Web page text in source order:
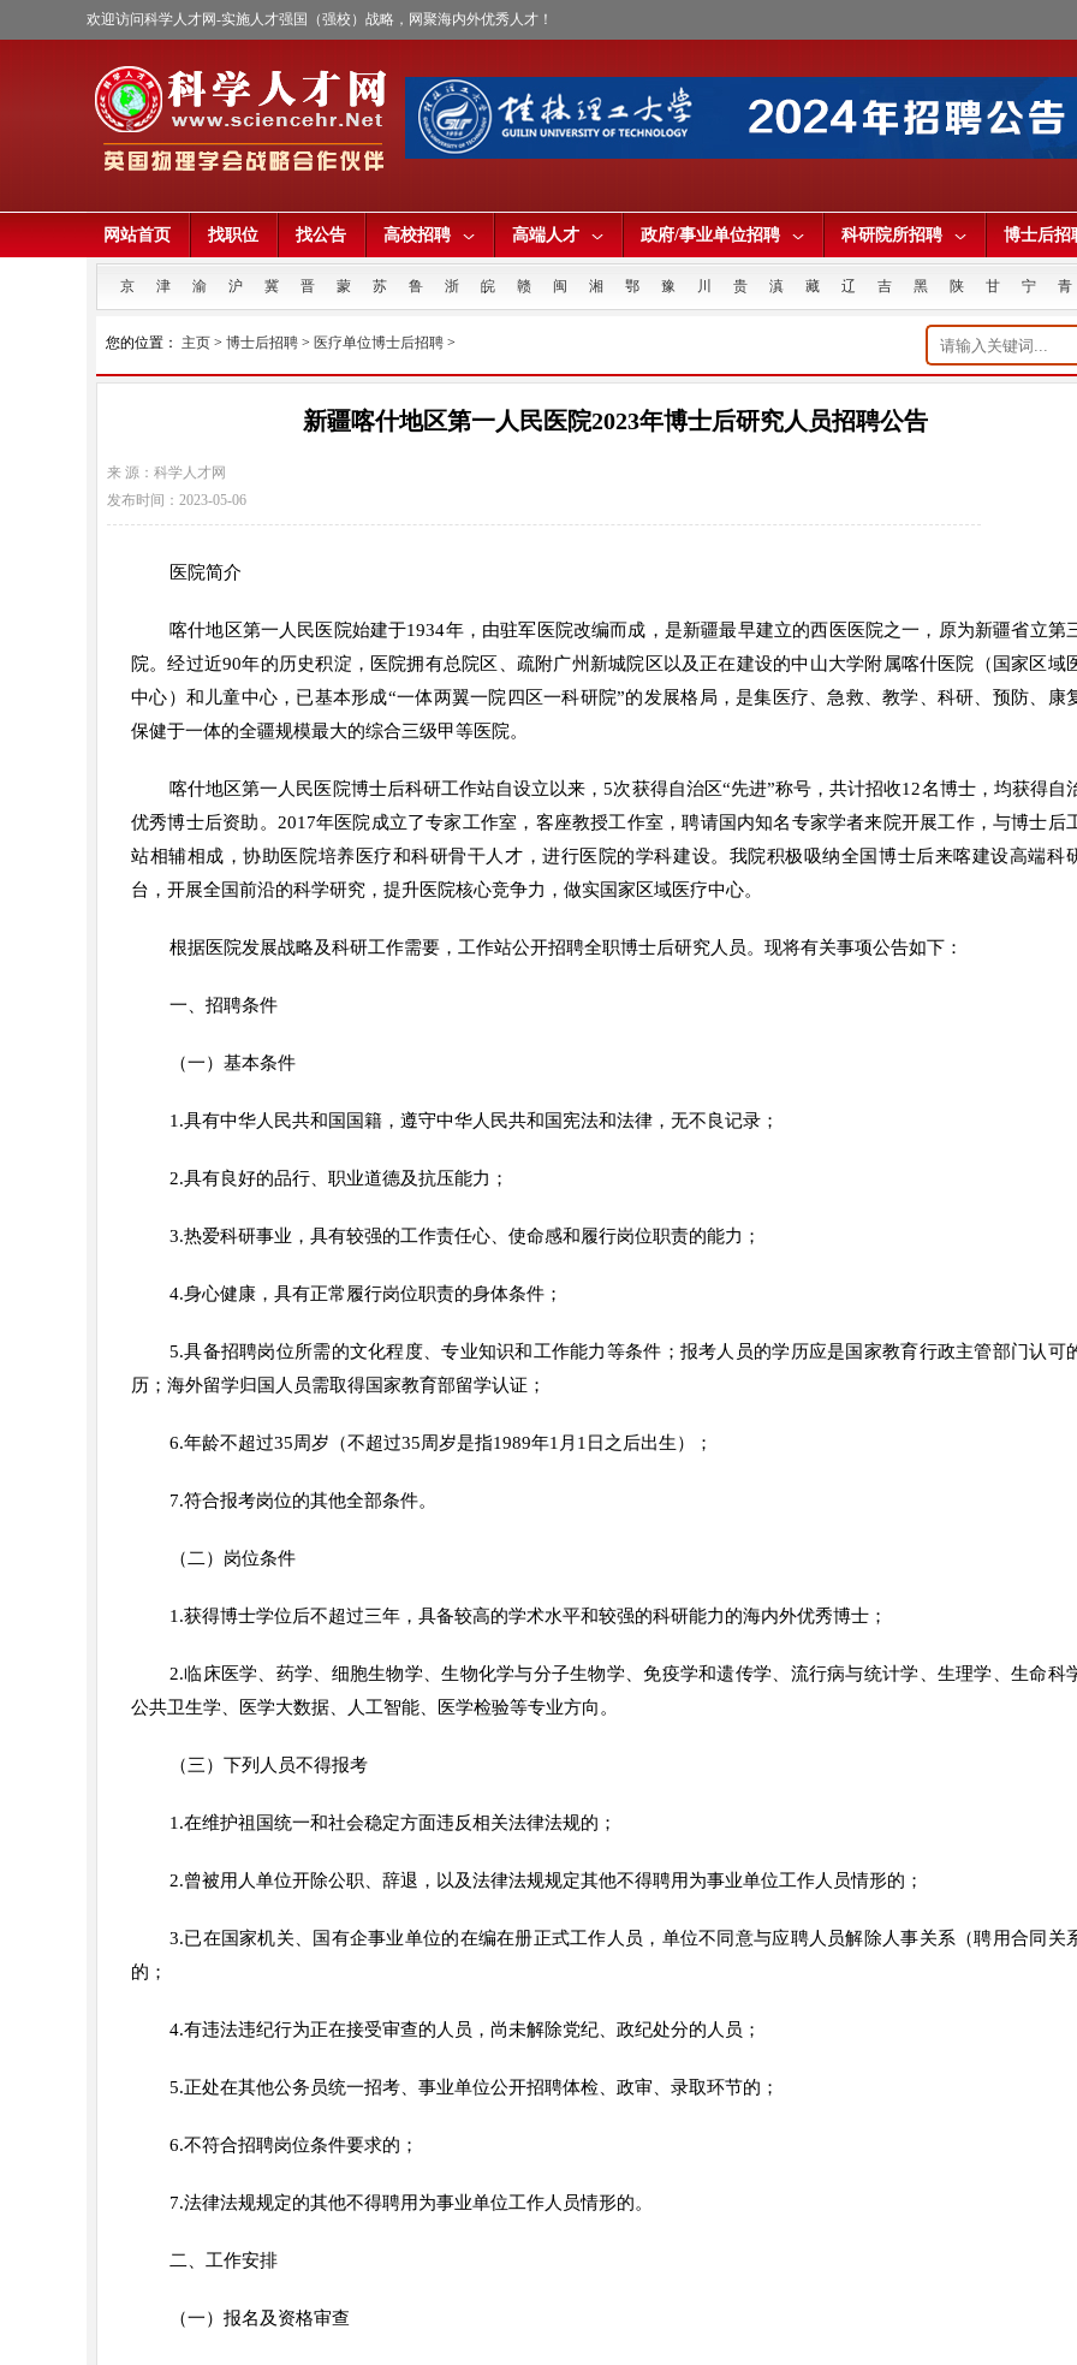
欢迎访问科学人才网-实施人才强国（强校）战略，网聚海内外优秀人才！
网站首页 找职位 找公告 高校招聘 高端人才 政府/事业单位招聘 科研院所招聘 博士后招
京 津 渝 沪 冀 晋 蒙 苏 鲁 浙 皖 赣 闽 湘 鄂 豫 川 贵 滇 藏 辽 吉 黑 陕 甘 宁 青
您的位置： 主页 > 博士后招聘 > 医疗单位博士后招聘 >
新疆喀什地区第一人民医院2023年博士后研究人员招聘公告
来 源：科学人才网
发布时间：2023-05-06
医院简介
喀什地区第一人民医院始建于1934年，由驻军医院改编而成，是新疆最早建立的西医医院之一，原为新疆省立第
院。经过近90年的历史积淀，医院拥有总院区、疏附广州新城院区以及正在建设的中山大学附属喀什医院（国家区域
中心）和儿童中心，已基本形成“一体两翼一院四区一科研院”的发展格局，是集医疗、急救、教学、科研、预防、康
保健于一体的全疆规模最大的综合三级甲等医院。
喀什地区第一人民医院博士后科研工作站自设立以来，5次获得自治区“先进”称号，共计招收12名博士，均获得自
优秀博士后资助。2017年医院成立了专家工作室，客座教授工作室，聘请国内知名专家学者来院开展工作，与博士后
站相辅相成，协助医院培养医疗和科研骨干人才，进行医院的学科建设。我院积极吸纳全国博士后来喀建设高端科
台，开展全国前沿的科学研究，提升医院核心竞争力，做实国家区域医疗中心。
根据医院发展战略及科研工作需要，工作站公开招聘全职博士后研究人员。现将有关事项公告如下：
一、招聘条件
（一）基本条件
1.具有中华人民共和国国籍，遵守中华人民共和国宪法和法律，无不良记录；
2.具有良好的品行、职业道德及抗压能力；
3.热爱科研事业，具有较强的工作责任心、使命感和履行岗位职责的能力；
4.身心健康，具有正常履行岗位职责的身体条件；
5.具备招聘岗位所需的文化程度、专业知识和工作能力等条件；报考人员的学历应是国家教育行政主管部门认可
历；海外留学归国人员需取得国家教育部留学认证；
6.年龄不超过35周岁（不超过35周岁是指1989年1月1日 之后出生）；
7.符合报考岗位的其他全部条件。
（二）岗位条件
1.获得博士学位后不超过三年，具备较高的学术水平和较强的科研能力的海内外优秀博士；
2.临床医学、药学、细胞生物学、生物化学与分子生物学、免疫学和遗传学、流行病与统计学、生理学、生命科
公共卫生学、医学大数据、人工智能、医学检验等专业方向。
（三）下列人员不得报考
1.在维护祖国统一和社会稳定方面违反相关法律法规的；
2.曾被用人单位开除公职、辞退，以及法律法规规定其他不得聘用为事业单位工作人员情形的；
3.已在国家机关、国有企事业单位的在编在册正式工作人员，单位不同意与应聘人员解除人事关系（聘用合同关
的；
4.有违法违纪行为正在接受审查的人员，尚未解除党纪、政纪处分的人员；
5.正处在其他公务员统一招考、事业单位公开招聘体检、政审、录取环节的；
6.不符合招聘岗位条件要求的；
7.法律法规规定的其他不得聘用为事业单位工作人员情形的。
二、工作安排
（一）报名及资格审查